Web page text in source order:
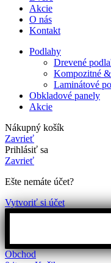
Akcie
O nás
Kontakt
Podlahy
Drevené
Kompozitné
Laminátové
Obkladové panely
Akcie
Nákupný košík
Zavrieť
Prihlásiť sa
Zavrieť
Ešte nemáte účet?
Vytvoriť si účet
Obchod